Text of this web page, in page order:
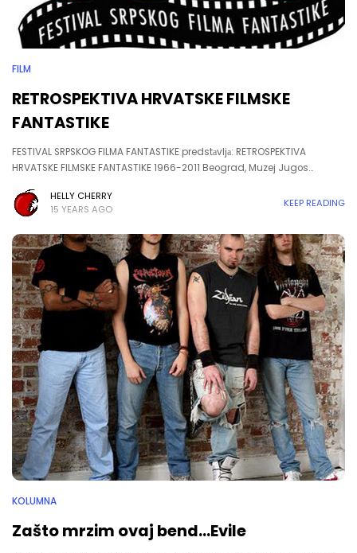
FILM
RETROSPEKTIVA HRVATSKE FILMSKE
FANTASTIKE
FESTIVAL SRPSKOG FILMA FANTASTIKE predstаvljа: RETROSPEKTIVA
HRVATSKE FILMSKE FANTASTIKE 1966-2011 Beograd, Muzej Jugos…
HELLY CHERRY
15 YEARS AGO
KEEP READING
KOLUMNA
Zašto mrzim ovaj bend...Evile